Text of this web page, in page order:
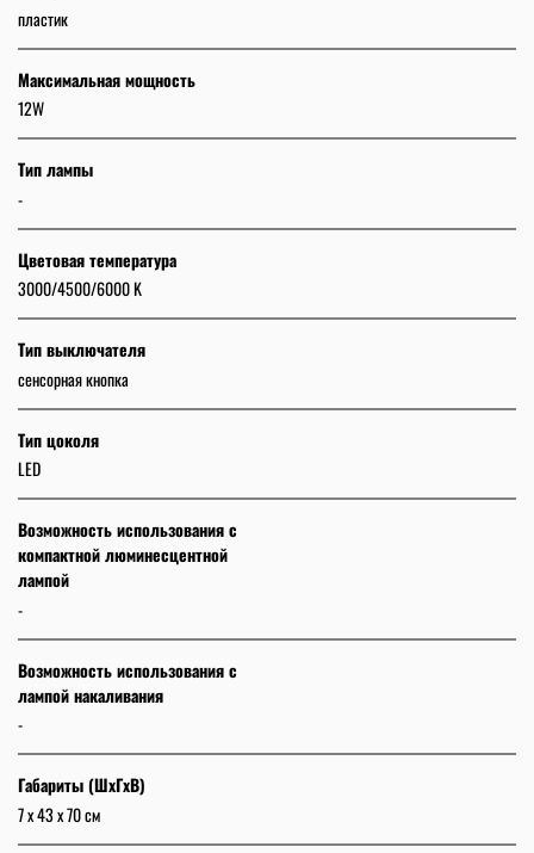
пластик
Максимальная мощность
12W
Тип лампы
-
Цветовая температура
3000/4500/6000 K
Тип выключателя
сенсорная кнопка
Тип цоколя
LED
Возможность использования с
компактной люминесцентной
лампой
-
Возможность использования с
лампой накаливания
-
Габариты (ШхГхВ)
7 х 43 х 70 см